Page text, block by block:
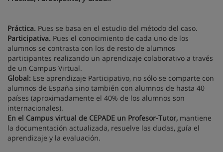
Práctica. Pues se basa en el estudio del método del caso.
Participativa. Pues el conocimiento de cada uno de los
alumnos se contrasta con los de resto de alumnos
participantes realizando un aprendizaje colaborativo a través
de un Campus Virtual.
Global: Ese aprendizaje Participativo, no sólo se comparte con
alumnos de España sino también con alumnos de hasta 40
países (aproximadamente el 40% de los alumnos son
internacionales).
En el Campus virtual de CEPADE un Profesor-Tutor, mantiene
la documentación actualizada, resuelve las dudas, guía el
aprendizaje y la evaluación.